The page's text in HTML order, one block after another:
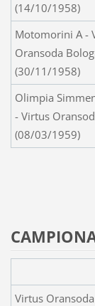
(14/10/1958)
Motomorini A -
Oransoda
(30/11/1958)
Olimpia
- Virtus
(08/03/1959)
Virtus